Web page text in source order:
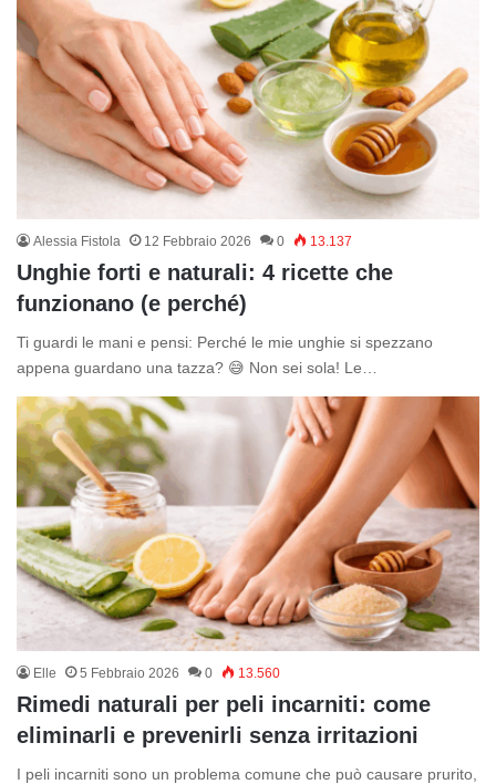
Alessia Fistola 12 Febbraio 2026 0 13.137
Unghie forti e naturali: 4 ricette che
funzionano (e perché)
Ti guardi le mani e pensi: Perché le mie unghie si spezzano
appena guardano una tazza? 😅 Non sei sola! Le…
Elle 5 Febbraio 2026 0 13.560
Rimedi naturali per peli incarniti: come
eliminarli e prevenirli senza irritazioni
I peli incarniti sono un problema comune che può causare prurito,